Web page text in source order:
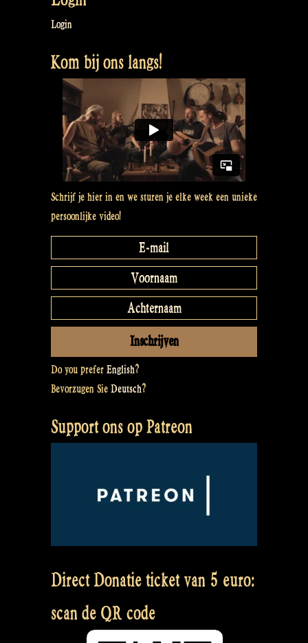
Login
Kom bij ons langs!
Schrijf je hier in en we sturen je elke week een unieke
persoonlijke video!
Do you prefer English?
Bevorzugen Sie Deutsch?
Support ons op Patreon
Direct Donatie ticket van 5 euro:
scan de QR code